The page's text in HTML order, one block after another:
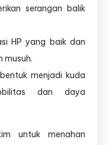
serangan balik
HP yang baik dan
musuh.
menjadi kuda
dan daya
untuk menahan